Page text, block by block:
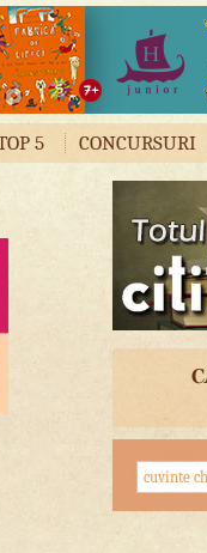
5 CONCURSURI